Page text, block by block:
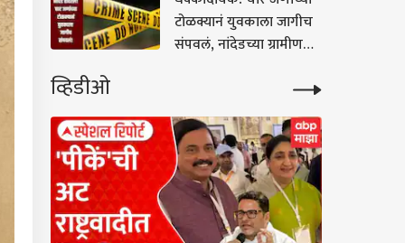
अटक
टोळक्यानं युवकाला जागीच
संपवलं, नांदेडच्या ग्रामीण
व्हिडीओ